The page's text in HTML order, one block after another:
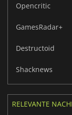
Opencritic
GamesRadar+
Destructoid
Shacknews
RELEVANTE